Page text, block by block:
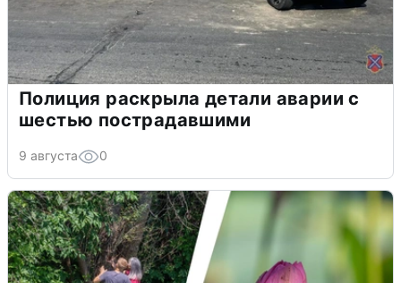
Полиция раскрыла детали аварии с
шестью пострадавшими
9 августа 0